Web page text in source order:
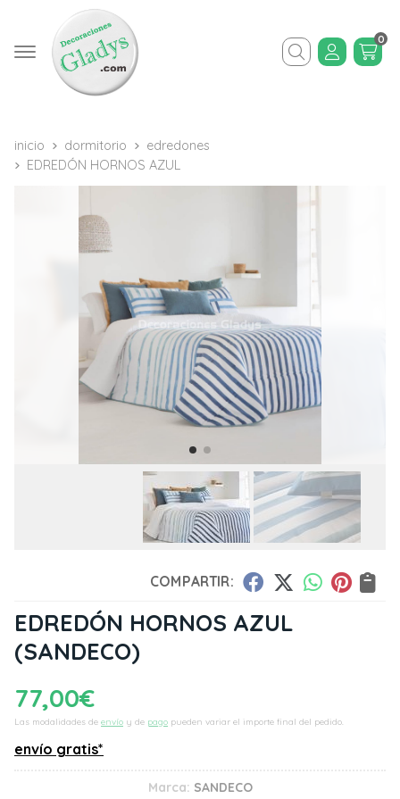
Buscar
0
inicio dormitorio
edredones
EDREDÓN HORNOS AZUL
COMPARTIR:
EDREDÓN HORNOS AZUL
(SANDECO)
77,00€
Las modalidades de envío y de pago pueden variar el importe final del pedido.
envío gratis*
Marca: SANDECO